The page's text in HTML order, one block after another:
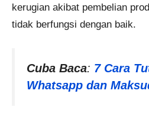
kerugian akibat pembelian
tidak berfungsi dengan baik.
Cuba Baca: 7 Cara
Whatsapp dan